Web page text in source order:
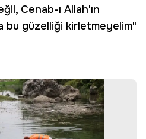
Cenab-ı Allah'ın
bu güzelliği kirletmeyelim"